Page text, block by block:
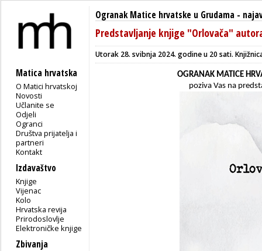
Matica hrvatska
O Matici hrvatskoj
Novosti
Učlanite se
Odjeli
Ogranci
Društva prijatelja i
partneri
Kontakt
Izdavaštvo
Knjige
Vijenac
Kolo
Hrvatska revija
Prirodoslovlje
Elektroničke knjige
Zbivanja
Ogranak Matice hrvatske u Grudama -
Predstavljanje knjige "Orlovača"
Utorak 28. svibnja 2024. godine u 20 sati. K
OGRANAK MATICE
poziva Vas na